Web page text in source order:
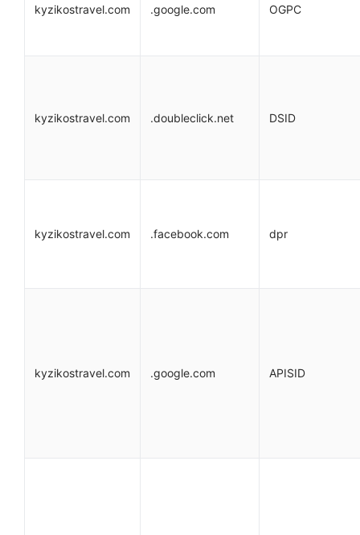
kyzikostravel.com .google.com OGPC
kyzikostravel.com .doubleclick.net DSID
kyzikostravel.com .facebook.com dpr
kyzikostravel.com .google.com APISID